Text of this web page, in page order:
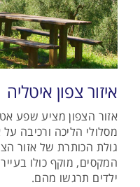
איזור צפון איטליה
אזור הצפון מציע שפע
מסלולי הליכה ורכיבה
גולת הכותרת של אזור
המקסים, מוקף כולו
ילדים תרגשו מהם.